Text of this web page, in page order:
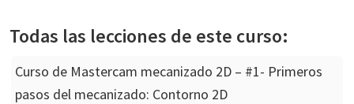
Todas las lecciones de este curso:
Curso de Mastercam mecanizado 2D – #1- Primeros
pasos del mecanizado: Contorno 2D